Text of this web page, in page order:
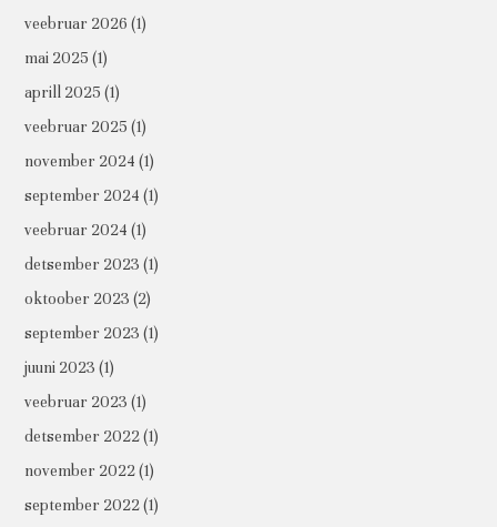
veebruar 2026 (1)
mai 2025 (1)
aprill 2025 (1)
veebruar 2025 (1)
november 2024 (1)
september 2024 (1)
veebruar 2024 (1)
detsember 2023 (1)
oktoober 2023 (2)
september 2023 (1)
juuni 2023 (1)
veebruar 2023 (1)
detsember 2022(1)
november 2022(1)
september 2022(1)